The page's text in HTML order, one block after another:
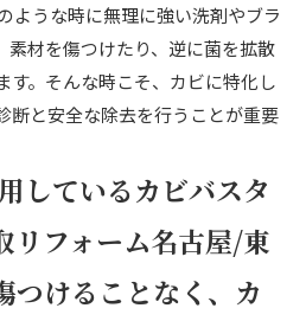
ような時に無理に強い洗剤やブラ
素材を傷つけたり、逆に菌を拡散
す。そんな時こそ、カビに特化し
断と安全な除去を行うことが重要
しているカビバスタ
リフォーム名古屋/東
つけることなく、カ